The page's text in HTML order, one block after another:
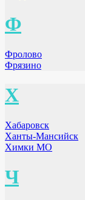
Ф
Фролово
Фрязино
Х
Хабаровск
Ханты-Мансийск
Химки МО
Ч